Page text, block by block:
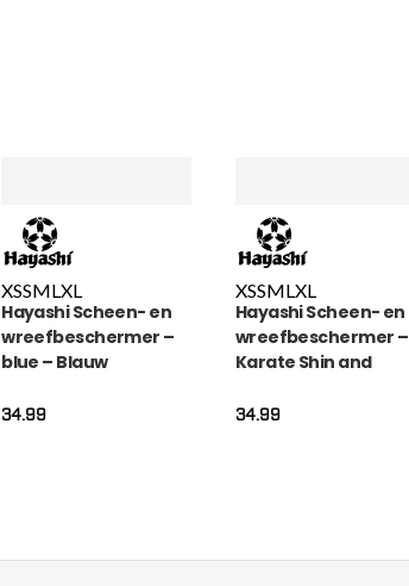
XSSMLXL
Hayashi Scheen- en
wreefbeschermer –
blue – Blauw
34.99
XSSMLXL
Hayashi Scheen- en
wreefbeschermer –
Karate Shin and
34.99